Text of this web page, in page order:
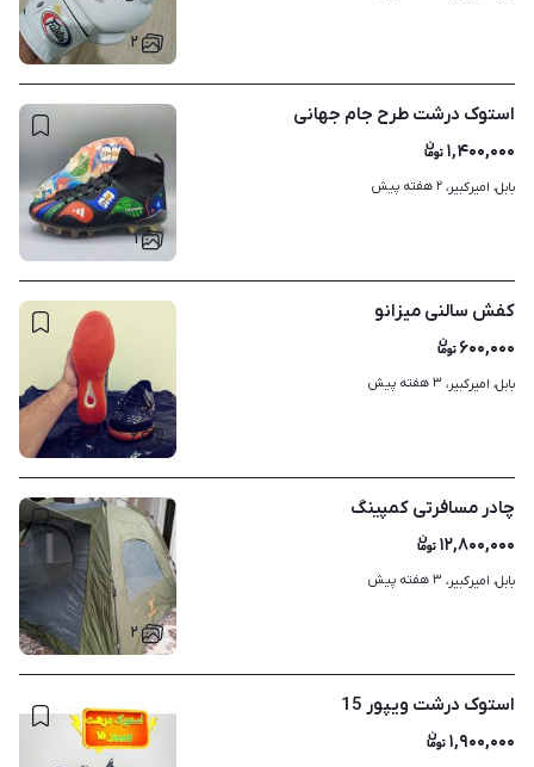
۲
۱
استوک درشت طرح جام جهانی
۱,۴۰۰,۰۰۰
بابل، امیرکبیر، ۲ هفته پیش
۶
کفش سالنی میزانو
۶۰۰,۰۰۰
بابل، امیرکبیر، ۳ هفته پیش
۲
چادر مسافرتی کمپینگ
۱۲,۸۰۰,۰۰۰
بابل، امیرکبیر، ۳ هفته پیش
استوک درشت ویپور 15
۱,۹۰۰,۰۰۰